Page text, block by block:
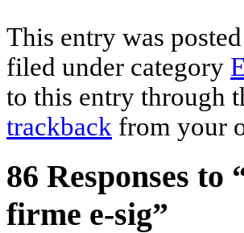
This entry was
filed under category
to this entry through
trackback from your
86 Responses
firme e-sig”